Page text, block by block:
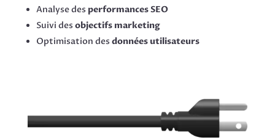
Analyse des performances SEO
Suivi des objectifs marketing
Optimisation des données utilisateurs